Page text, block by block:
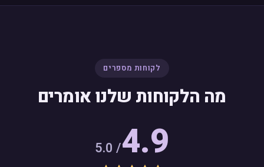
לקוחות מספרים
מה הלקוחות שלנו אומרים
4.9
/ 5.0